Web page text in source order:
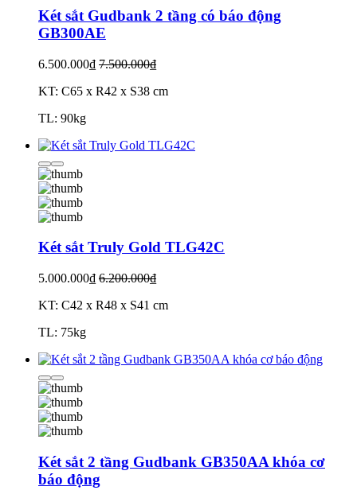
Két sắt Gudbank 2 tầng có báo động
GB300AE
6.500.000₫ 7.500.000₫
KT: C65 x R42 x S38 cm
TL: 90kg
Két sắt Truly Gold TLG42C
5.000.000₫ 6.200.000₫
KT: C42 x R48 x S41 cm
TL: 75kg
Két sắt 2 tầng Gudbank GB350AA khóa cơ
báo động